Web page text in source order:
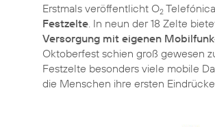
Erstmals veröffentlicht O2
Festzelte . In neun der 18 Zelte
Versorgung mit eigenen
Oktoberfest schien groß gewesen
Festzelte besonders viele mobile
die Menschen ihre ersten